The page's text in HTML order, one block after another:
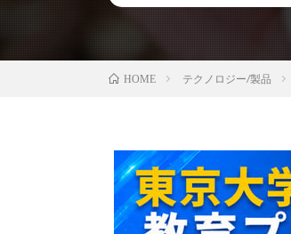
HOME テクノロジー/製品